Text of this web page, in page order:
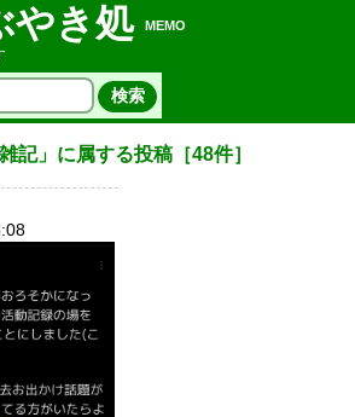
やき処MEMO
雑記」に属する投稿 ［48件］